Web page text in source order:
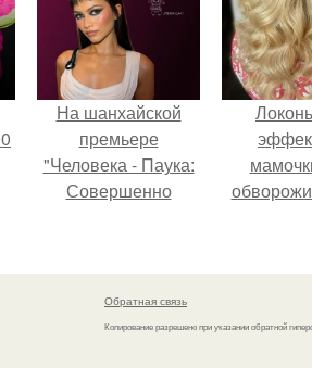
На шанхайской
премьере
"Человека - Паука:
Совершенно
просто очередной
наряд, а настоящий
артефакт высокой
Обратная связь
Копирование разрешено при указании обратной